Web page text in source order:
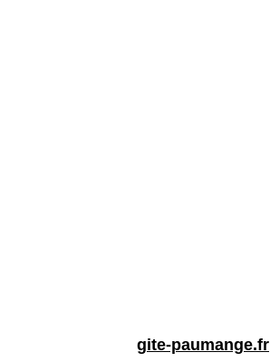
gite-paumange.fr